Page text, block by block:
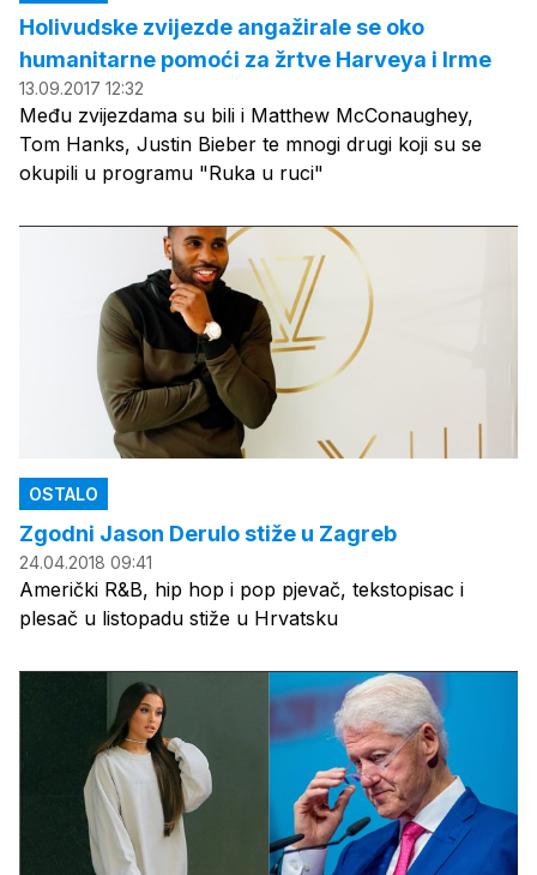
Holivudske zvijezde angažirale se oko
humanitarne pomoći za žrtve Harveya i Irme
13.09.2017 12:32
Među zvijezdama su bili i Matthew McConaughey,
Tom Hanks, Justin Bieber te mnogi drugi koji su se
okupili u programu "Ruka u ruci"
OSTALO
Zgodni Jason Derulo stiže u Zagreb
24.04.2018 09:41
Američki R&B, hip hop i pop pjevač, tekstopisac i
plesač u listopadu stiže u Hrvatsku